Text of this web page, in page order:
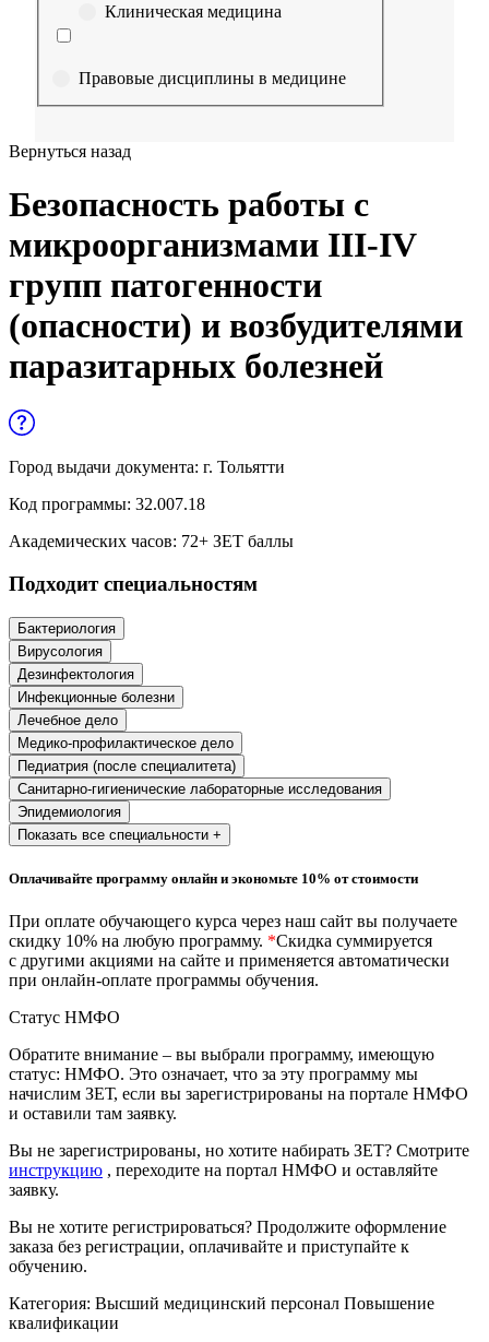
Клиническая медицина
Правовые дисциплины в медицине
Управленческие дисциплины в
медицине
науки
Образование и педагогические науки
Социология и социальная работа
и служащих
История и археология
Психологические науки
Техносферная безопасность и ОТ
Техносферная безопасность и
природообустройство
Экологическая безопасность в
промышленности
Управление охраной труда.
Техносферная безопасность
Допуски
Безопасность труда
Экономика и управление
общественного питания в
организации
Управление административно-
хозяйственной деятельностью
Прикладная геология, горное дело,
Вернуться назад
Безопасность работы с
микроорганизмами III-IV
групп патогенности
(опасности) и возбудителями
паразитарных болезней
Город выдачи документа: г. Тольятти
Код программы: 32.007.18
Академических часов: 72+ ЗЕТ баллы
Подходит специальностям
Бактериология
Вирусология
Дезинфектология
Инфекционные болезни
Лечебное дело
Медико-профилактическое дело
Педиатрия (после специалитета)
Санитарно-гигиенические лабораторные исследования
Эпидемиология
Показать все специальности +
Оплачивайте программу онлайн и экономьте 10% от стоимости
При оплате обучающего курса через наш сайт вы получаете
скидку 10% на любую программу. *Скидка суммируется
с другими акциями на сайте и применяется автоматически
при онлайн-оплате программы обучения.
Статус НМФО
Обратите внимание – вы выбрали программу, имеющую
статус: НМФО. Это означает, что за эту программу мы
начислим ЗЕТ, если вы зарегистрированы на портале НМФО
и оставили там заявку.
Вы не зарегистрированы, но хотите набирать ЗЕТ? Смотрите
инструкцию , переходите на портал НМФО и оставляйте
заявку.
Вы не хотите регистрироваться? Продолжите оформление
заказа без регистрации, оплачивайте и приступайте к
обучению.
Категория: Высший медицинский персонал Повышение
квалификации